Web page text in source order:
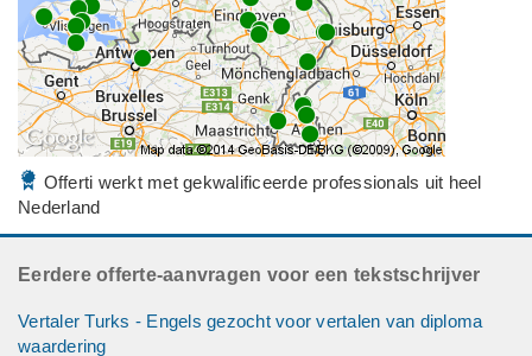
Offerti werkt met gekwalificeerde professionals uit heel
Nederland
Eerdere offerte-aanvragen voor een tekstschrijver
Vertaler Turks - Engels gezocht voor vertalen van diploma
waardering